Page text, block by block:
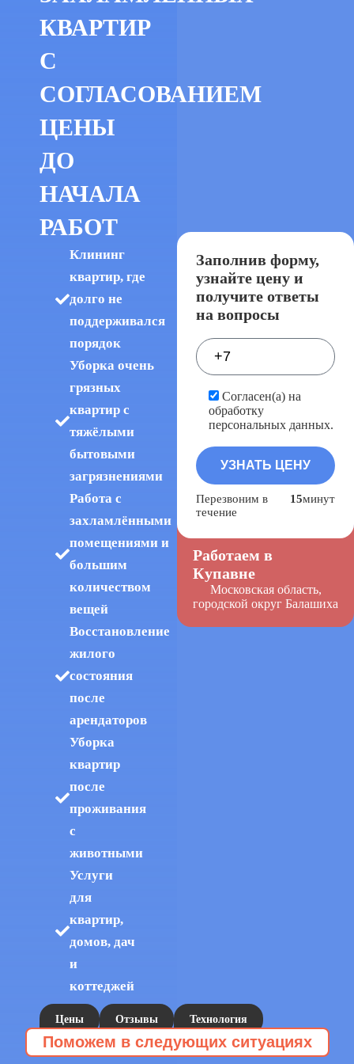
КВАРТИР
С
СОГЛАСОВАНИЕМ
ЦЕНЫ
ДО
НАЧАЛА
РАБОТ
Клининг
квартир, где
долго не
поддерживался
порядок
Уборка очень
грязных
квартир с
тяжёлыми
бытовыми
загрязнениями
Работа с
захламлёнными
помещениями и
большим
количеством
вещей
Восстановление
жилого
состояния
после
арендаторов
Уборка
квартир
после
проживания
с
животными
Услуги
для
квартир,
домов, дач
и
коттеджей
Цены Отзывы Технология
Заполнив форму,
узнайте цену и
получите ответы
на вопросы
Согласен(а) на
обработку
персональных данных.
Перезвоним в
течение
15минут
Работаем в
Купавне
Московская область,
городской округ Балашиха
Поможем в следующих ситуациях